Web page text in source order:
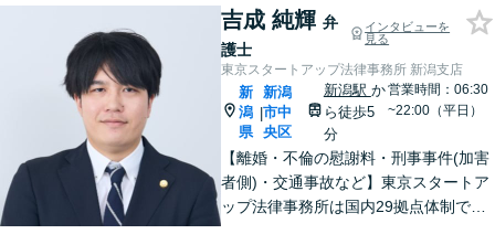
さい。【リーズナブ
ルな料金設定】
【解決実績豊富】【電話相
吉成 純輝 弁
護士
インタビューを
見る
東京スタートアップ法律事務所 新潟支店
新
潟
県
|
新潟
市中
央区
新潟駅 か
ら徒歩5
分
営業時間：06:30
~22:00（平日）
【離婚・不倫の慰謝料・刑事事件(加害
者側)・交通事故など】東京スタートア
ップ法律事務所は国内29拠点体制で全